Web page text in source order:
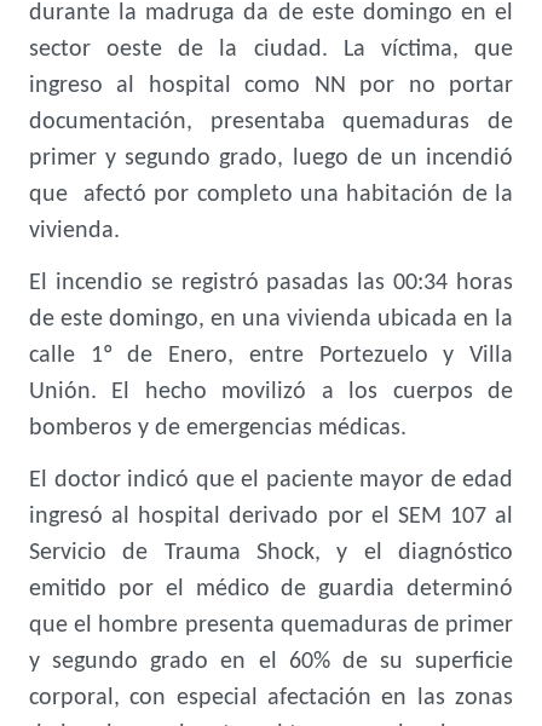
durante la madruga da de este domingo en el
sector oeste de la ciudad. La víctima, que
ingreso al hospital como NN por no portar
documentación, presentaba quemaduras de
primer y segundo grado, luego de un incendió
que afectó por completo una habitación de la
vivienda.
El incendio se registró pasadas las 00:34 horas
de este domingo, en una vivienda ubicada en la
calle 1º de Enero, entre Portezuelo y Villa
Unión. El hecho movilizó a los cuerpos de
bomberos y de emergencias médicas.
El doctor indicó que el paciente mayor de edad
ingresó al hospital derivado por el SEM 107 al
Servicio de Trauma Shock, y el diagnóstico
emitido por el médico de guardia determinó
que el hombre presenta quemaduras de primer
y segundo grado en el 60% de su superficie
corporal, con especial afectación en las zonas